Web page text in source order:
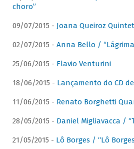
choro”
09/07/2015 - Joana Queiroz
02/07/2015 - Anna Bello /
25/06/2015 - Flavio Venturini
18/06/2015 - Lançamento do CD
11/06/2015 - Renato Borghetti
28/05/2015 - Daniel Migliavacca /
21/05/2015 - Lô Borges / “Lô Borges